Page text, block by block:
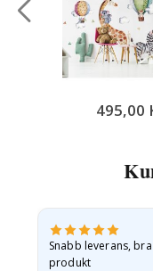
495,00
Snabb leverans, bra
produkt